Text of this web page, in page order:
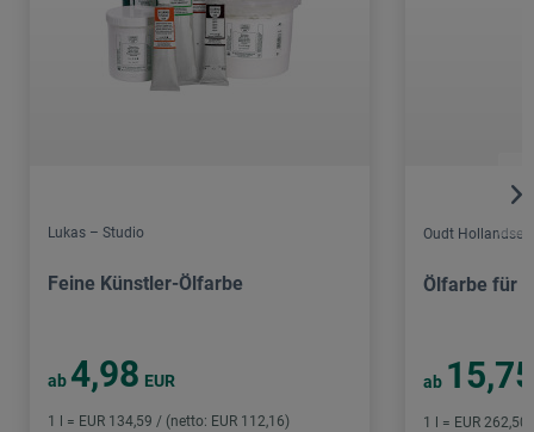
Lukas – Studio
Feine Künstler-Ölfarbe
ab 4,98 EUR
1 l = EUR 134,59 / (netto: EUR 112,16)
Oudt Hollandse
Ölfarbe für
ab 15,75
1 l = EUR